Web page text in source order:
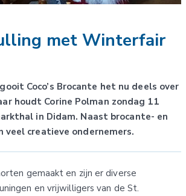
met Winterfair
Coco’s Brocante het nu deels over
houdt Corine Polman zondag 11
in Didam. Naast brocante- en
creatieve ondernemers.
gemaakt en zijn er diverse
en vrijwilligers van de St.